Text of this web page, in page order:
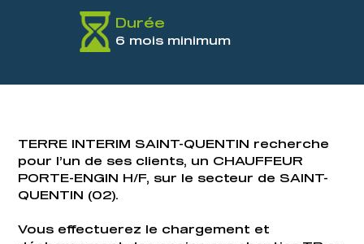
Durée
6 mois minimum
TERRE INTERIM SAINT-QUENTIN recherche
pour l’un de ses clients, un CHAUFFEUR
PORTE-ENGIN H/F, sur le secteur de SAINT-
QUENTIN (02).
Vous effectuerez le chargement et